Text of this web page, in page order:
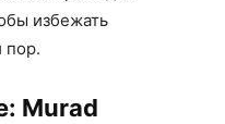
избежать
пор.
Murad